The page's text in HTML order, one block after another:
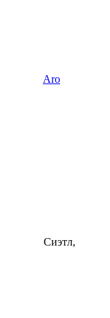
Aro
Сиэтл,